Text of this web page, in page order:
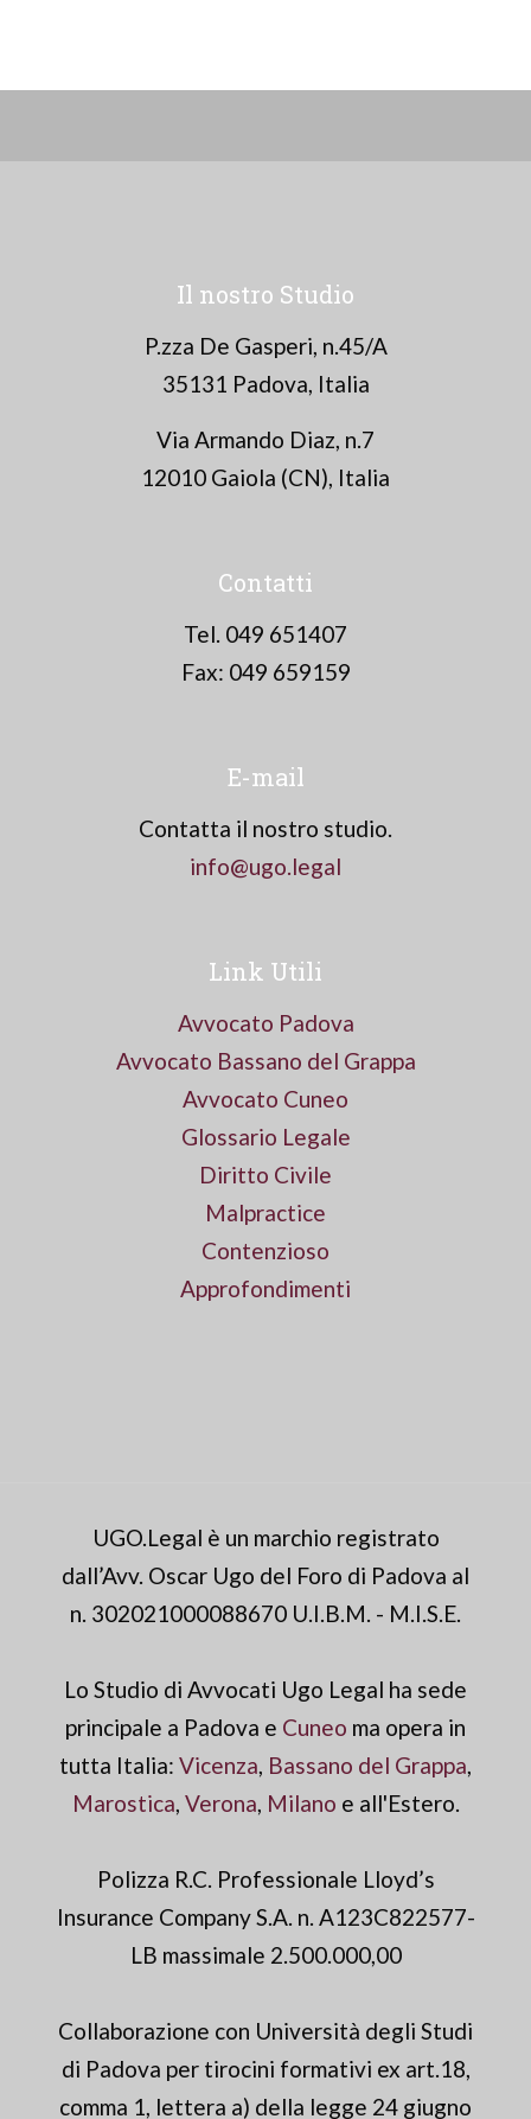
Il nostro Studio
P.zza De Gasperi, n.45/A
35131 Padova, Italia
Via Armando Diaz, n.7
12010 Gaiola (CN), Italia
Contatti
Tel. 049 651407
Fax: 049 659159
E-mail
Contatta il nostro studio.
info@ugo.legal
Link Utili
Avvocato Padova
Avvocato Bassano del Grappa
Avvocato Cuneo
Glossario Legale
Diritto Civile
Malpractice
Contenzioso
Approfondimenti
UGO.Legal è un marchio registrato
dall’Avv. Oscar Ugo del Foro di Padova al
n. 302021000088670 U.I.B.M. - M.I.S.E.
Lo Studio di Avvocati Ugo Legal ha sede
principale a Padova e Cuneo ma opera in
tutta Italia: Vicenza, Bassano del Grappa,
Marostica, Verona, Milano e all'Estero.
Polizza R.C. Professionale Lloyd’s
Insurance Company S.A. n. A123C822577-
LB massimale 2.500.000,00
Collaborazione con Università degli Studi
di Padova per tirocini formativi ex art.18,
comma 1, lettera a) della legge 24 giugno